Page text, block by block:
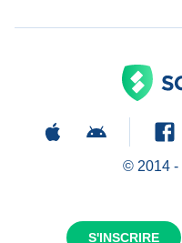
S'INSCRIRE
© 2014 -